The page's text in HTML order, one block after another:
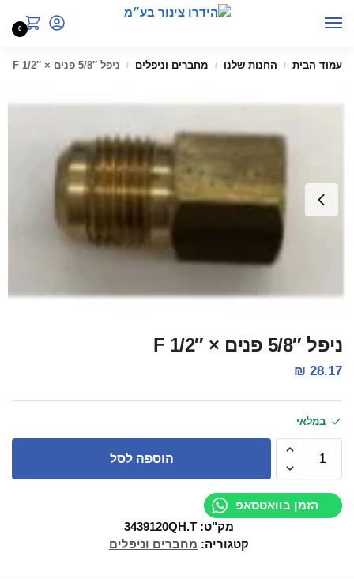
0
עמוד הבית / החנות שלנו / מחברים וניפלים / ניפל 5/8″ פנים × 1/2″ F
ניפל 5/8″ פנים × 1/2″ F
₪ 28.17
במלאי
הוספה לסל
הזמן בוואטסאפ
מק"ט: 3439120QH.T
קטגוריה: מחברים וניפלים